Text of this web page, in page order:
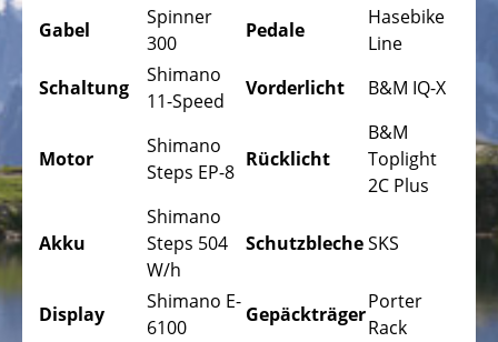
MTB
Tourenräder
-
Trekking
Fahrräder
Offroad
Trekking
Fahrräder
Stadtfahrräder
Faltfahrräder
Gabel
Spinner
300
Pedale
Hasebike
Line
Schaltung
Shimano
11-Speed
Vorderlicht B&M IQ-X
Motor
Shimano
Steps EP-8
Rücklicht
B&M
Toplight
2C Plus
Akku
Shimano
Steps 504
W/h
SchutzblecheSKS
Display
Shimano E-
6100
Gepäckträger
Porter
Rack